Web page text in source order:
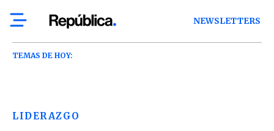
NEWSLETTERS
TEMAS DE HOY:
LIDERAZGO